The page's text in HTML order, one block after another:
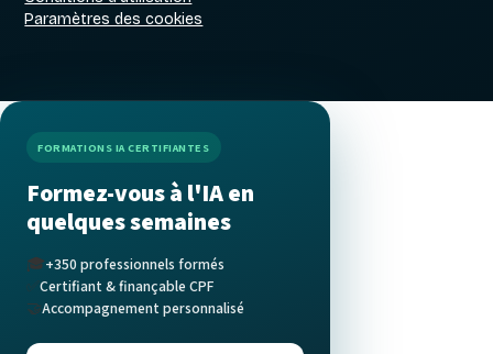
Paramètres des cookies
FORMATIONS IA CERTIFIANTES
Formez-vous à l'IA en
quelques semaines
🎓+350 professionnels formés
Certifiant & finançable CPF
🤝Accompagnement personnalisé